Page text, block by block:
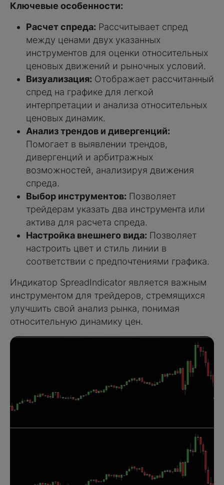
Ключевые особенности:
Расчет спреда: Рассчитывает спред
между ценами двух указанных
инструментов для оценки относительных
ценовых движений и рыночных условий.
Визуализация: Отображает рассчитанный
спред на графике для легкой
интерпретации и анализа относительных
ценовых динамик.
Анализ трендов и дивергенций:
Помогает в выявлении трендов,
дивергенций и арбитражных
возможностей, анализируя движения
спреда.
Выбор инструментов: Позволяет
трейдерам указать два инструмента или
актива для расчета спреда.
Настройка внешнего вида: Позволяет
настроить цвет и стиль линии в
соответствии с предпочтениями графика.
Индикатор SpreadIndicator является важным
инструментом для трейдеров, стремящихся
улучшить свой анализ рынка, понимая
относительную динамику цен.